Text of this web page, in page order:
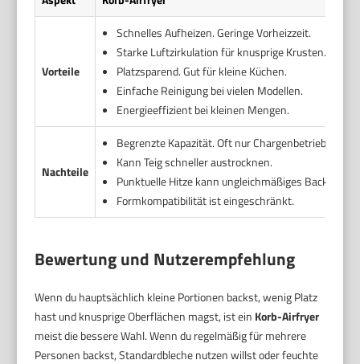
Vorteile
Schnelles Aufheizen. Geringe Vorheizzeit.
Starke Luftzirkulation für knusprige Krusten.
Platzsparend. Gut für kleine Küchen.
Einfache Reinigung bei vielen Modellen.
Energieeffizient bei kleinen Mengen.
Nachteile
Begrenzte Kapazität. Oft nur Chargenbetrieb
Kann Teig schneller austrocknen.
Punktuelle Hitze kann ungleichmäßiges Backen
Formkompatibilität ist eingeschränkt.
Bewertung und Nutzerempfehlung
Wenn du hauptsächlich kleine Portionen backst, wenig Platz
hast und knusprige Oberflächen magst, ist ein Korb-Airfryer
meist die bessere Wahl. Wenn du regelmäßig für mehrere
Personen backst, Standardbleche nutzen willst oder feuchte